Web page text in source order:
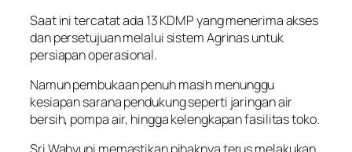
Saat ini tercatat ada 13 KDMP yang menerima akses
dan persetujuan melalui sistem Agrinas untuk
persiapan operasional.
Namun pembukaan penuh masih menunggu
kesiapan sarana pendukung seperti jaringan air
bersih, pompa air, hingga kelengkapan fasilitas toko.